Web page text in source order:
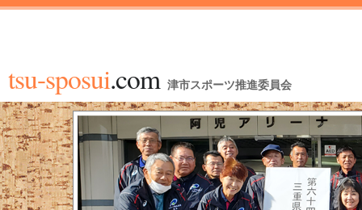
tsu-sposui.com 津市スポーツ推進委員会